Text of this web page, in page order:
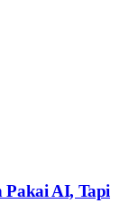
Pakai AI, Tapi